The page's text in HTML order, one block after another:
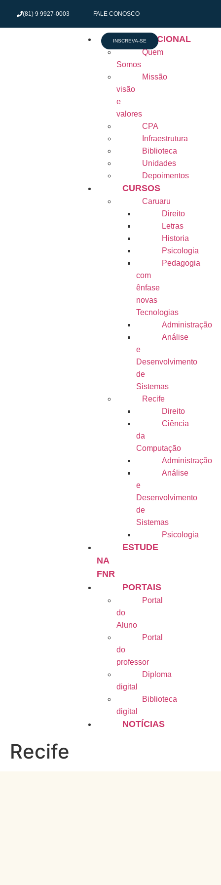
(81) 9 9927-0003 FALE CONOSCO
INSTITUCIONAL
Quem
Somos
Missão
visão
e
valores
CPA
Infraestrutura
Biblioteca
Unidades
Depoimentos
CURSOS
Caruaru
Direito
Letras
Historia
Psicologia
Pedagogia
com
ênfase
novas
Tecnologias
Administração
Análise
e
Desenvolvimento
de
Sistemas
Recife
Direito
Ciência
da
Computação
Administração
Análise
e
Desenvolvimento
de
Sistemas
Psicologia
ESTUDE
NA
FNR
PORTAIS
Portal
do
Aluno
Portal
do
professor
Diploma
digital
Biblioteca
digital
NOTÍCIAS
INSCREVA-SE
Recife